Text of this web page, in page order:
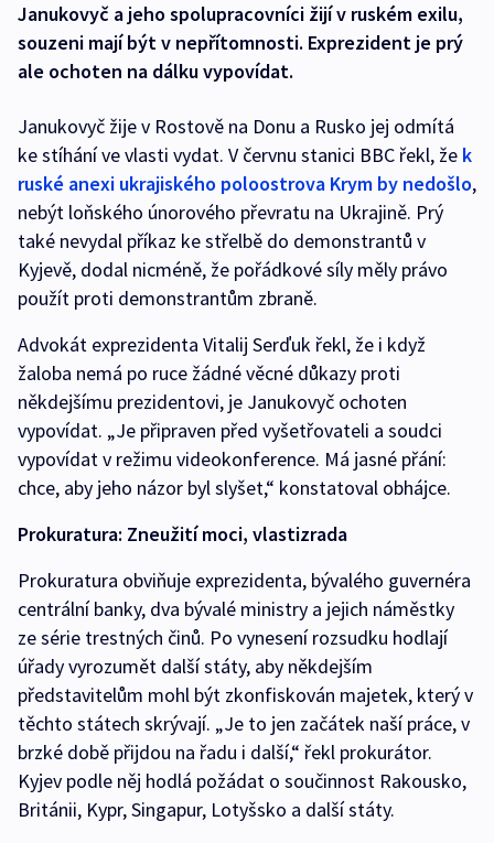
Janukovyč a jeho spolupracovníci žijí v ruském exilu,
souzeni mají být v nepřítomnosti. Exprezident je prý
ale ochoten na dálku vypovídat.
Janukovyč žije v Rostově na Donu a Rusko jej odmítá
ke stíhání ve vlasti vydat. V červnu stanici BBC řekl, že k
ruské anexi ukrajiského poloostrova Krym by nedošlo,
nebýt loňského únorového převratu na Ukrajině. Prý
také nevydal příkaz ke střelbě do demonstrantů v
Kyjevě, dodal nicméně, že pořádkové síly měly právo
použít proti demonstrantům zbraně.
Advokát exprezidenta Vitalij Serďuk řekl, že i když
žaloba nemá po ruce žádné věcné důkazy proti
někdejšímu prezidentovi, je Janukovyč ochoten
vypovídat. „Je připraven před vyšetřovateli a soudci
vypovídat v režimu videokonference. Má jasné přání:
chce, aby jeho názor byl slyšet,“ konstatoval obhájce.
Prokuratura: Zneužití moci, vlastizrada
Prokuratura obviňuje exprezidenta, bývalého guvernéra
centrální banky, dva bývalé ministry a jejich náměstky
ze série trestných činů. Po vynesení rozsudku hodlají
úřady vyrozumět další státy, aby někdejším
představitelům mohl být zkonfiskován majetek, který v
těchto státech skrývají. „Je to jen začátek naší práce, v
brzké době přijdou na řadu i další,“ řekl prokurátor.
Kyjev podle něj hodlá požádat o součinnost Rakousko,
Británii, Kypr, Singapur, Lotyšsko a další státy.